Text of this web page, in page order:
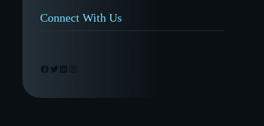
Connect With Us
Facebook Twitter LinkedIn Instagram